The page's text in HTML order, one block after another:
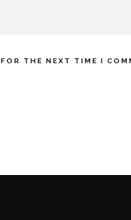
THE NEXT TIME I